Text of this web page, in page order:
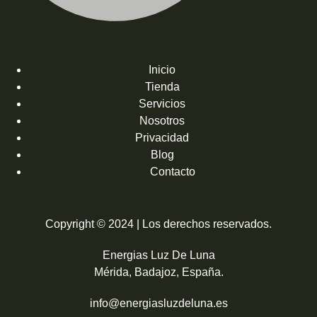
Inicio
Tienda
Servicios
Nosotros
Privacidad
Blog
Contacto
Copyright © 2024 | Los derechos reservados.
Energias Luz De Luna
Mérida, Badajoz, España.
info@energiasluzdeluna.es